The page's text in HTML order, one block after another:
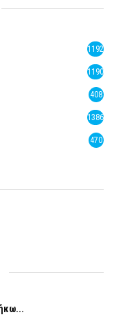
1192
1190
408
1386
470